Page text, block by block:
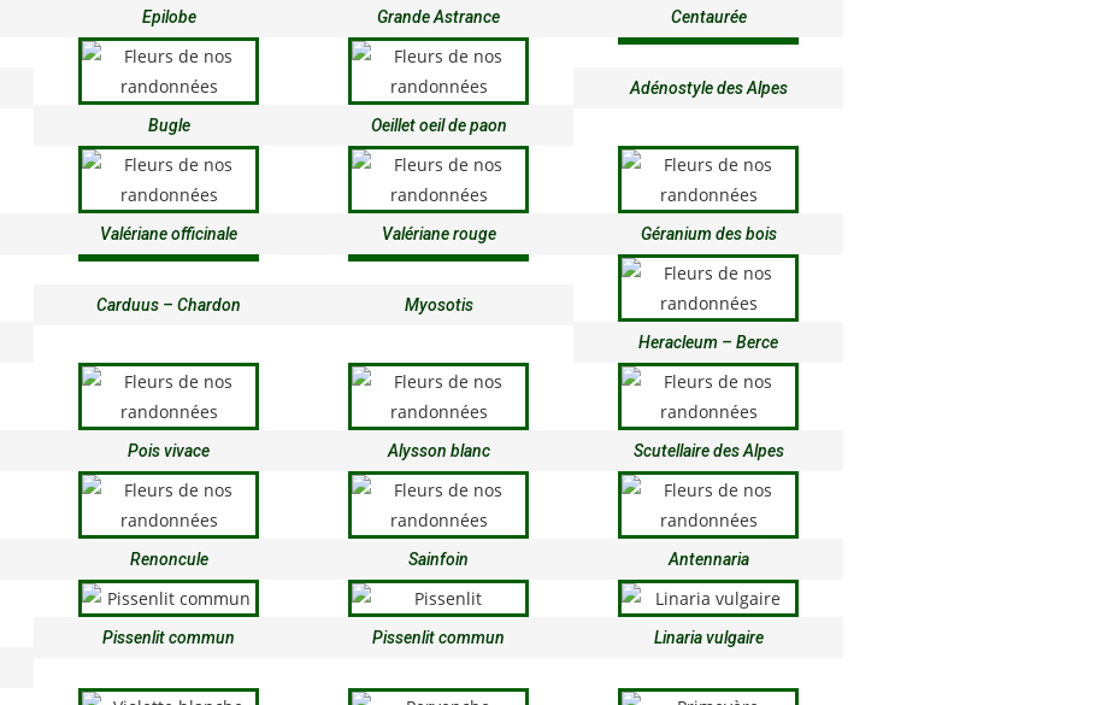
Epilobe Grande Astrance Centaurée
Bugle
Oeillet oeil de paon
Adénostyle des Alpes
Valériane officinale Valériane rouge Géranium des bois
Carduus – Chardon
Myosotis
Heracleum – Berce
Pois vivace Alysson blanc Scutellaire des Alpes
Renoncule Sainfoin Antennaria
Pissenlit commun Pissenlit commun Linaria vulgaire